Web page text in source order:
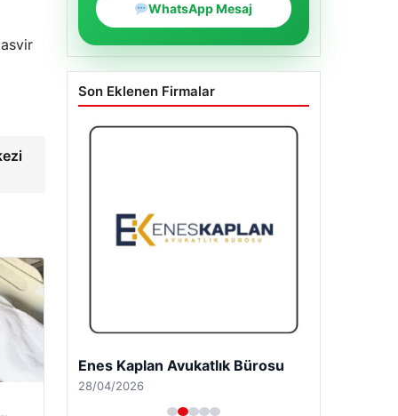
WhatsApp Mesaj
Son Eklenen Firmalar
Enes Kaplan Avukatlık Bürosu
28/04/2026